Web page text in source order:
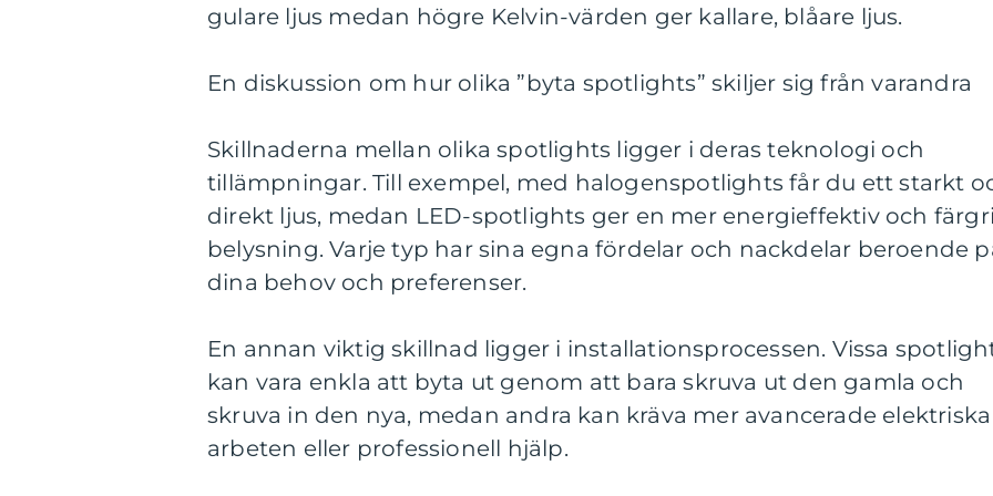
gulare ljus medan högre Kelvin-värden ger kallare, blåare ljus.
En diskussion om hur olika ”byta spotlights” skiljer sig från varandra
Skillnaderna mellan olika spotlights ligger i deras teknologi och
tillämpningar. Till exempel, med halogenspotlights får du ett starkt
direkt ljus, medan LED-spotlights ger en mer energieffektiv och
belysning. Varje typ har sina egna fördelar och nackdelar beroende
dina behov och preferenser.
En annan viktig skillnad ligger i installationsprocessen. Vissa
kan vara enkla att byta ut genom att bara skruva ut den gamla och
skruva in den nya, medan andra kan kräva mer avancerade elektriska
arbeten eller professionell hjälp.